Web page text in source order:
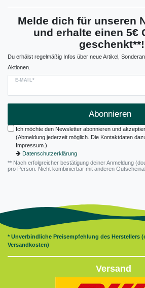
Melde dich für unseren
und erhalte einen 5€
Du erhälst regelmäßig Infos über neue Artikel,
Aktionen.
E-MAIL*
Abonnieren
Ich möchte den Newsletter abonnieren und
(Abmeldung jederzeit möglich. Die Kontaktdaten
Impressum.)
Datenschutzerklärung
** Nach erfolgreicher bestätigung deiner Anmeldung
pro Person. Nicht kombinierbar mit anderen
* Unverbindliche Preisempfehlung des Herstellers
Versandkosten)
Versand